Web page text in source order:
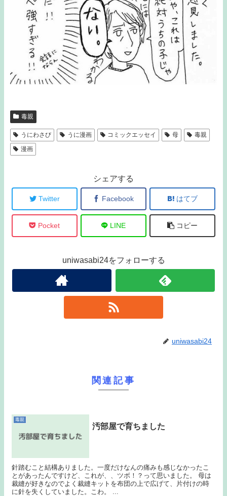
毒親
うにわさび うに漫画 コミックエッセイ 母
毒親
漫画
シェアする
Twitter Facebook はてブ
Pocket LINE コピー
uniwasabi24をフォローする
uniwasabi24
関連記事
毒親
汚部屋で育ちました
針踏むこと結構ありました。一度だけなんの痛みも感じなかったこ
とがあったんですけど、これが、、ツボ！？って思いました。 母は
裁縫が好きなのでよく裁縫キットを布団の上で広げて、片付けの時
に針を失くしていました。こわ。 ...